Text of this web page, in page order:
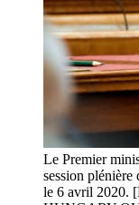
Le Premier
session plénière
le 6 avril 2020.